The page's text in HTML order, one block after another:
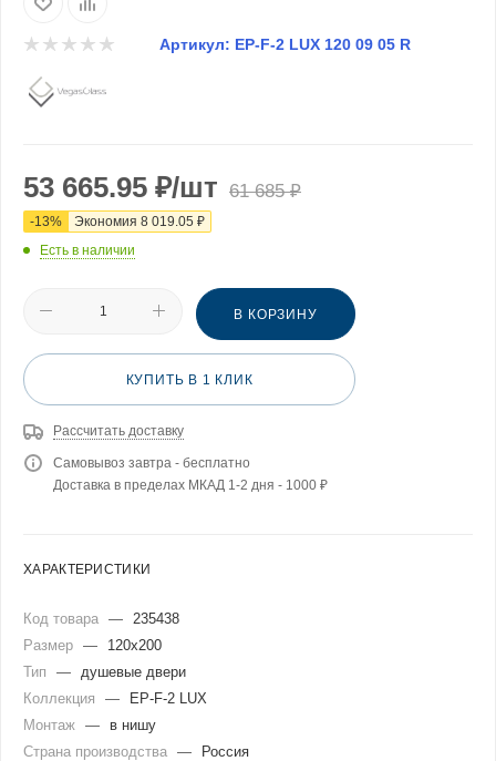
Артикул: EP-F-2 LUX 120 09 05 R
53 665.95 ₽/шт 61 685₽
-13% Экономия 8 019.05 ₽
Есть в наличии
В КОРЗИНУ
КУПИТЬ В 1 КЛИК
Рассчитать доставку
Самовывоз завтра - бесплатно
Доставка в пределах МКАД 1-2 дня - 1000 ₽
ХАРАКТЕРИСТИКИ
Код товара —
235438
Размер —
120x200
Тип
—
душевые двери
Коллекция
—
EP-F-2 LUX
Монтаж —
в нишу
Страна производства — Россия